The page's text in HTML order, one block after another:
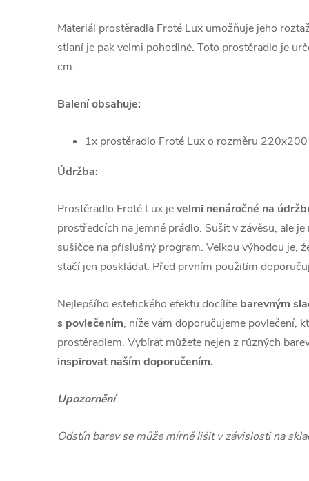
Materiál prostěradla Froté Lux umožňuje jeho
stlaní je pak velmi pohodlné. Toto prostěradlo je
cm.
Balení obsahuje:
1x prostěradlo Froté Lux o rozměru
Údržba:
Prostěradlo Froté Lux jevelmi nenáročné na
prostředcích na jemné prádlo. Sušit v závěsu, ale
sušičce na příslušný program. Velkou výhodou je,
stačí jen poskládat. Před prvním použitím
Nejlepšího estetického efektu docílíte barevným
s povlečením, níže vám doporučujeme povlečení,
prostěradlem. Vybírat můžete nejen z různých
inspirovat naším doporučením.
Upozornění
Odstín barev se může mírně lišit v závislosti na